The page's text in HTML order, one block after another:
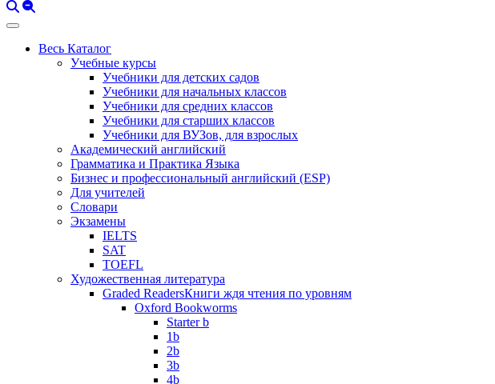
Весь Каталог
Учебные курсы
Учебники для детских садов
Учебники для начальных классов
Учебники для средних классов
Учебники для старших классов
Учебники для ВУЗов, для взрослых
Академический английский
Грамматика и Практика Языка
Бизнес и профессиональный английский (ESP)
Для учителей
Словари
Экзамены
IELTS
SAT
TOEFL
Художественная литература
Graded ReadersКниги ждя чтения по уровням
Oxford Bookworms
Starter b
1b
2b
3b
4b